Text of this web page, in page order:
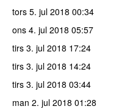
tors 5. jul 2018 00:34
ons 4. jul 2018 05:57
tirs 3. jul 2018 17:24
tirs 3. jul 2018 14:24
tirs 3. jul 2018 03:44
man 2. jul 2018 01:28